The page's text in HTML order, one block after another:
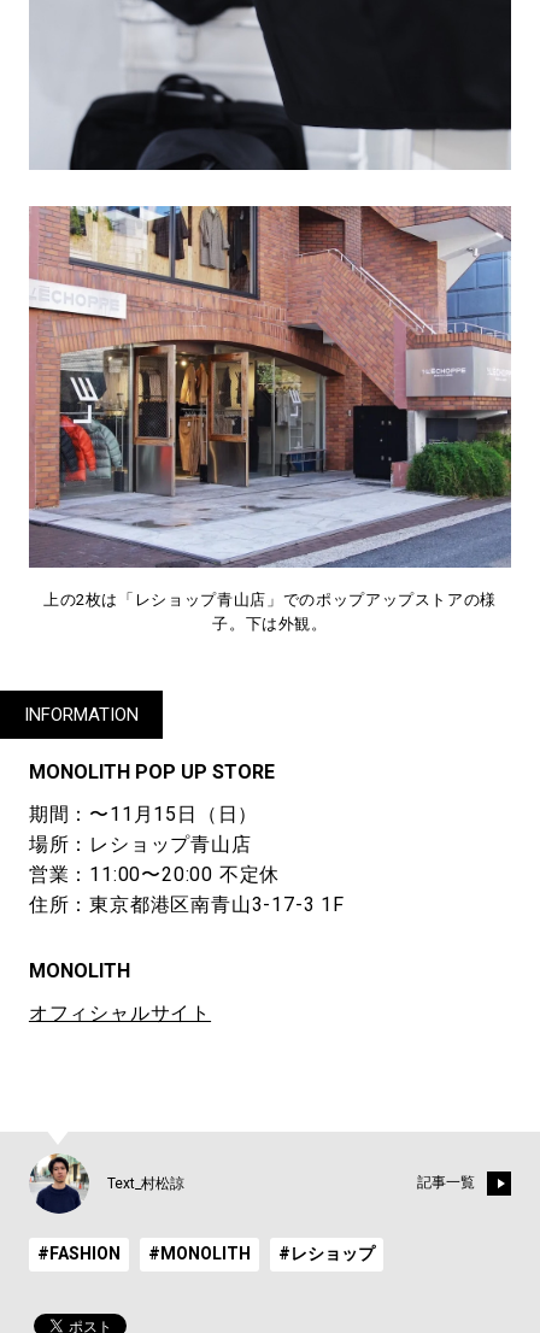
上の2枚は「レショップ青山店」でのポップアップストアの様
子。下は外観。
INFORMATION
MONOLITH POP UP STORE
期間：〜11月15日（日）
場所：レショップ青山店
営業：11:00〜20:00 不定休
住所：東京都港区南青山3-17-3 1F
MONOLITH
オフィシャルサイト
Text_村松諒 記事一覧
#FASHION #MONOLITH #レショップ